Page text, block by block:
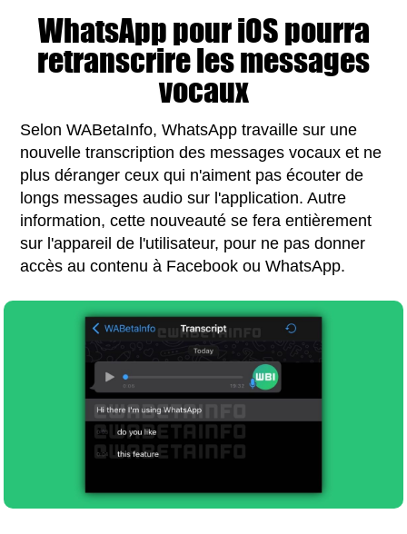
WhatsApp pour iOS pourra
retranscrire les messages
vocaux
Selon WABetaInfo, WhatsApp travaille sur une
nouvelle transcription des messages vocaux et ne
plus déranger ceux qui n'aiment pas écouter de
longs messages audio sur l'application. Autre
information, cette nouveauté se fera entièrement
sur l'appareil de l'utilisateur, pour ne pas donner
accès au contenu à Facebook ou WhatsApp.